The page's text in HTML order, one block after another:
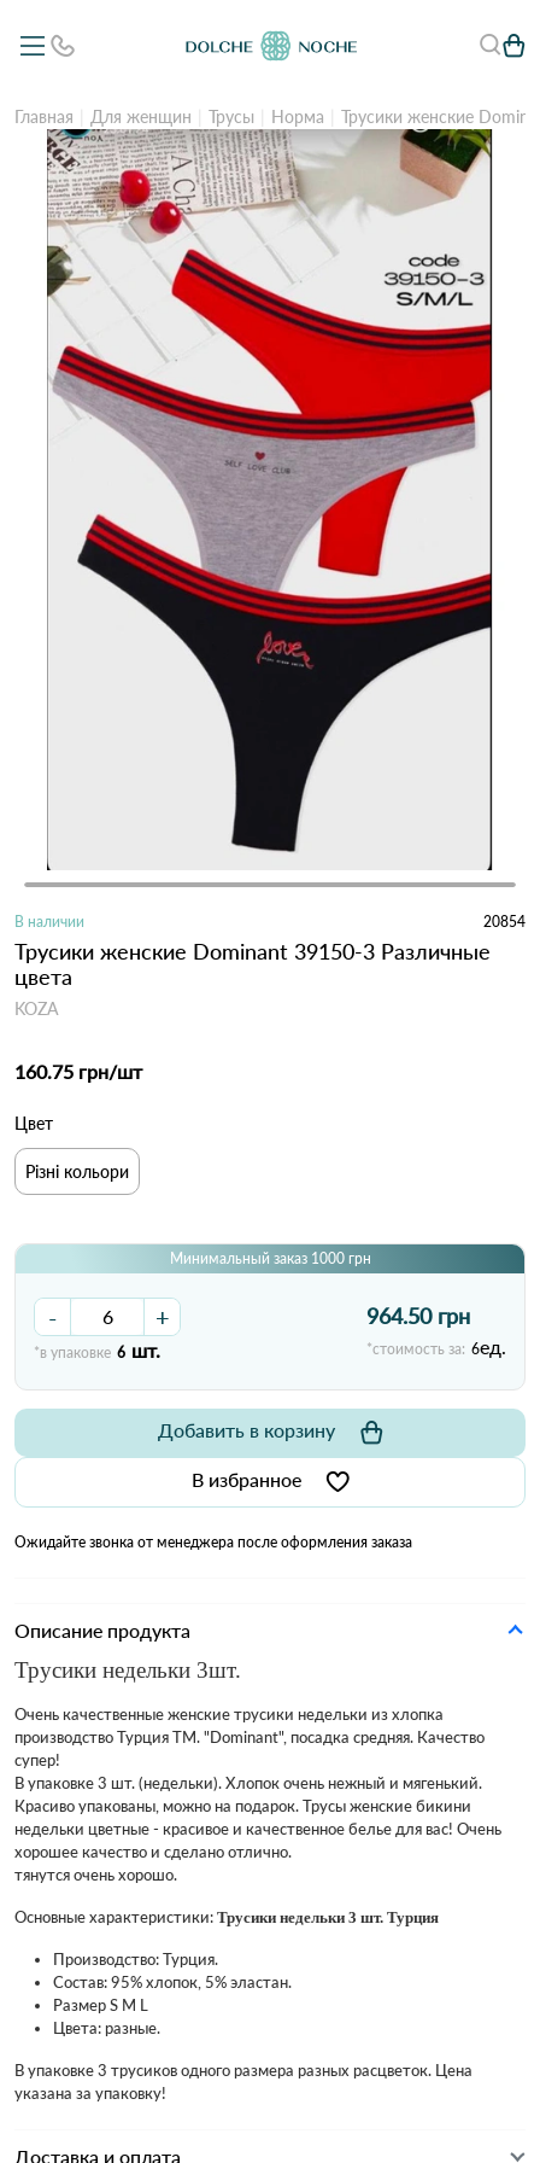
Главная Для женщин Трусы Норма Трусики женские
В наличии 20854
Трусики женские Dominant 39150-3 Различные
цвета
KOZA
160.75 грн/шт
Цвет
Різні кольори
Минимальный заказ 1000 грн
- +
*в упаковке 6 шт.
964.50 грн
*стоимость за: 6ед.
В избранное
Добавить в корзину
Ожидайте звонка от менеджера после оформления заказа
Описание продукта
Трусики недельки 3шт.
Очень качественные женские трусики недельки из хлопка
производство Турция ТМ. "Dominant", посадка средняя. Качество
супер!
В упаковке 3 шт. (недельки). Хлопок очень нежный и мягенький.
Красиво упакованы, можно на подарок. Трусы женские бикини
недельки цветные - красивое и качественное белье для вас! Очень
хорошее качество и сделано отлично.
тянутся очень хорошо.
Основные характеристики: Трусики недельки 3 шт. Турция
Производство: Турция.
Состав: 95% хлопок, 5% эластан.
Размер S M L
Цвета: разные.
В упаковке 3 трусиков одного размера разных расцветок. Цена
указана за упаковку!
Доставка и оплата